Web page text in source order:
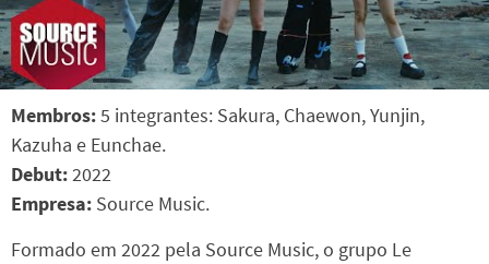
Membros:5 integrantes: Sakura, Chaewon, Yunjin,
Kazuha e Eunchae.
Debut:2022
Empresa: Source Music.
Formado em 2022 pela Source Music, o grupo Le